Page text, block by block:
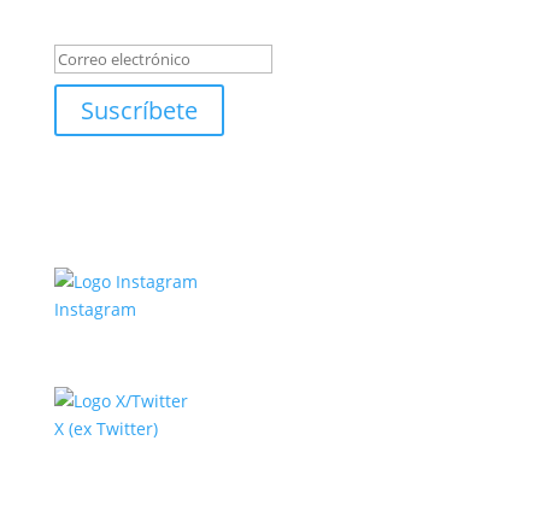
Suscríbete
Instagram
X (ex Twitter)